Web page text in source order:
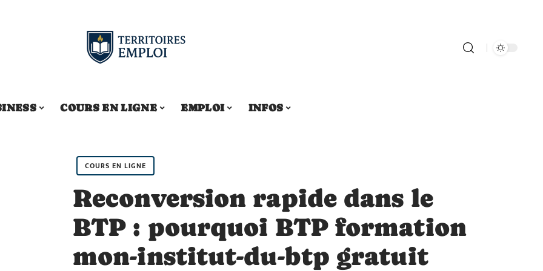
COURS EN LIGNE EMPLOI INFOS
COURS EN LIGNE
Reconversion rapide dans le
BTP : pourquoi BTP formation
mon-institut-du-btp gratuit